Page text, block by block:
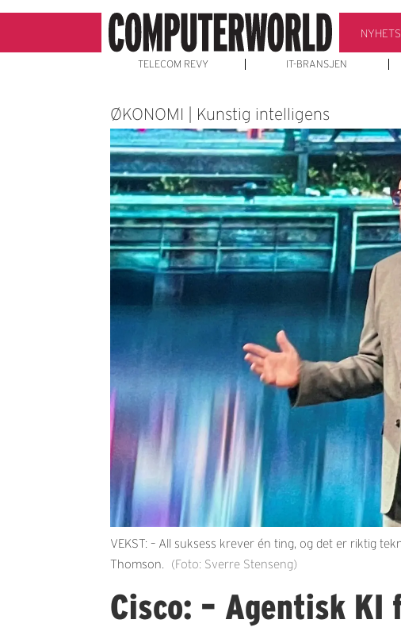
TELECOM REVY IT-BRANSJEN
ØKONOMI | Kunstig intelligens
VEKST: – All suksess krever én ting, og det er riktig
Thomson.
(Foto: Sverre Stenseng)
Cisco: – Agentisk